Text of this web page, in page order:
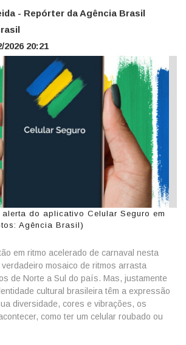
- Repórter da Agência Brasil
20:21
do aplicativo Celular Seguro em
Agência Brasil)
em ritmo acelerado de carnaval nesta
mosaico de ritmos arrasta
de Norte a Sul do país. Mas, justamente
cultural brasileira têm a expressão
diversidade, cores e vibrações, os
como ter um celular roubado ou